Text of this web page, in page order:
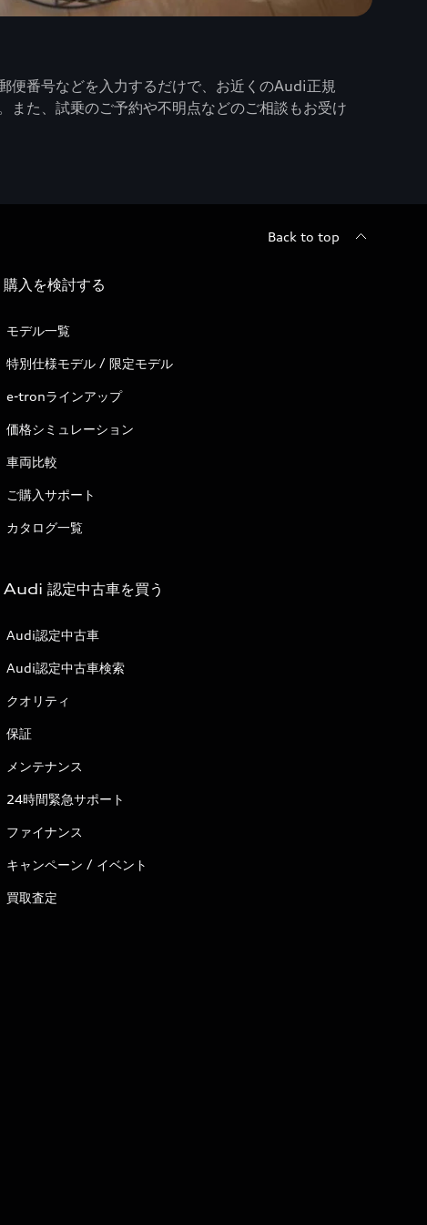
便番号などを入力するだけで、お近くのAudi正規
また、試乗のご予約や不明点などのご相談もお受け
Back to top
購入を検討する
モデル一覧
特別仕様モデル / 限定モデル
e-tronラインアップ
価格シミュレーション
車両比較
ご購入サポート
カタログ一覧
Audi 認定中古車を買う
Audi認定中古車
Audi認定中古車検索
クオリティ
保証
メンテナンス
24時間緊急サポート
ファイナンス
キャンペーン / イベント
買取査定